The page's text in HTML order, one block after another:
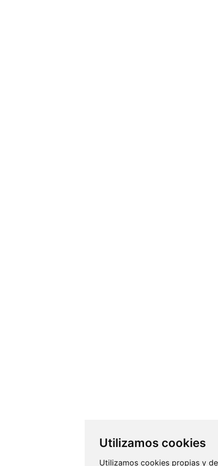
Utilizamos cookies
Utilizamos cookies propias y